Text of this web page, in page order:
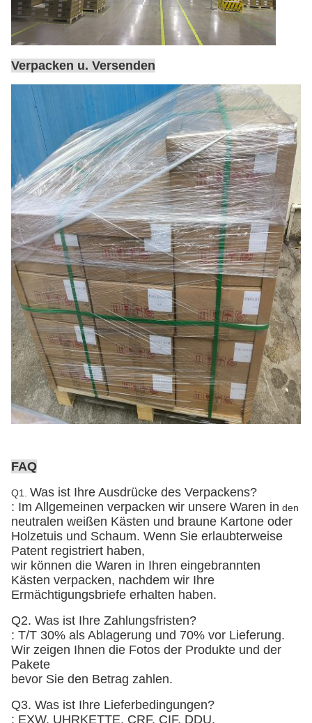
Verpacken u. Versenden
FAQ
Q1. Was ist Ihre Ausdrücke des Verpackens?
: Im Allgemeinen verpacken wir unsere Waren in den
neutralen weißen Kästen und braune Kartone oder
Holzetuis und Schaum. Wenn Sie erlaubterweise
Patent registriert haben,
wir können die Waren in Ihren eingebrannten
Kästen verpacken, nachdem wir Ihre
Ermächtigungsbriefe erhalten haben.
Q2. Was ist Ihre Zahlungsfristen?
: T/T 30% als Ablagerung und 70% vor Lieferung.
Wir zeigen Ihnen die Fotos der Produkte und der
Pakete
bevor Sie den Betrag zahlen.
Q3. Was ist Ihre Lieferbedingungen?
: EXW, UHRKETTE, CRF, CIF, DDU.